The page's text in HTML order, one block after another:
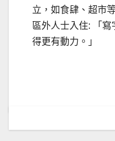
立，如食肆、超市
區外人士入住: 「
得更有動力。」